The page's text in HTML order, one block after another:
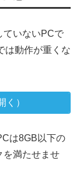
ていないPCで
は動作が重くな
く）
は8GB以下の
を満たせませ